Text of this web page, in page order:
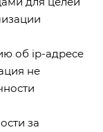
об ip-адресе
не
за